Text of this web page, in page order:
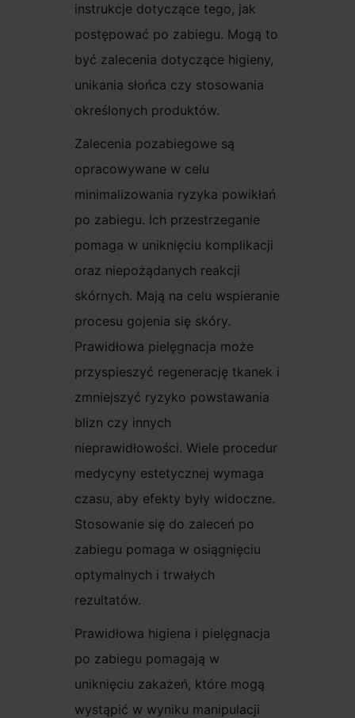
instrukcje dotyczące tego, jak
postępować po zabiegu. Mogą to
być zalecenia dotyczące higieny,
unikania słońca czy stosowania
określonych produktów.
Zalecenia pozabiegowe są
opracowywane w celu
minimalizowania ryzyka powikłań
po zabiegu. Ich przestrzeganie
pomaga w uniknięciu komplikacji
oraz niepożądanych reakcji
skórnych. Mają na celu wspieranie
procesu gojenia się skóry.
Prawidłowa pielęgnacja może
przyspieszyć regenerację tkanek i
zmniejszyć ryzyko powstawania
blizn czy innych
nieprawidłowości. Wiele procedur
medycyny estetycznej wymaga
czasu, aby efekty były widoczne.
Stosowanie się do zaleceń po
zabiegu pomaga w osiągnięciu
optymalnych i trwałych
rezultatów.
Prawidłowa higiena i pielęgnacja
po zabiegu pomagają w
uniknięciu zakażeń, które mogą
wystąpić w wyniku manipulacji